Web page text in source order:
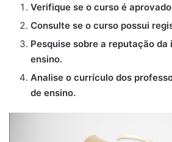
Verifique se o curso é aprovado
Consulte se o curso possui
Pesquise sobre a reputação
ensino.
Analise o currículo dos
de ensino.